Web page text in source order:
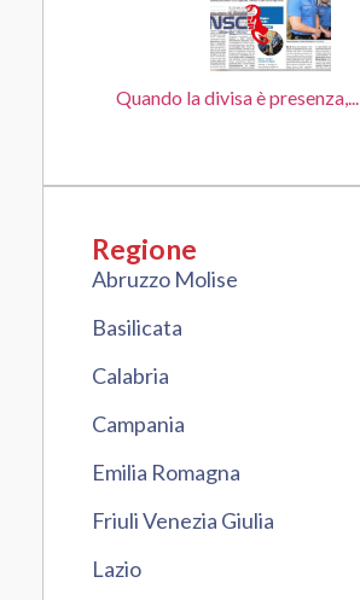
Quando la divisa è presenza,...
Regione
Abruzzo Molise
Basilicata
Calabria
Campania
Emilia Romagna
Friuli Venezia Giulia
Lazio